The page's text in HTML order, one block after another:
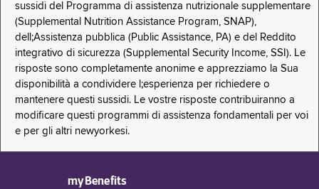
sussidi del Programma di assistenza nutrizionale supplementare
(Supplemental Nutrition Assistance Program, SNAP),
dell;Assistenza pubblica (Public Assistance, PA) e del Reddito
integrativo di sicurezza (Supplemental Security Income, SSI). Le
risposte sono completamente anonime e apprezziamo la Sua
disponibilità a condividere l;esperienza per richiedere o
mantenere questi sussidi. Le vostre risposte contribuiranno a
modificare questi programmi di assistenza fondamentali per voi
e per gli altri newyorkesi.
myBenefits